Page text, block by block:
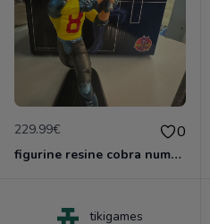
229.99€ 0
figurine resine cobra numerote neuve de karidma toys
tikigames